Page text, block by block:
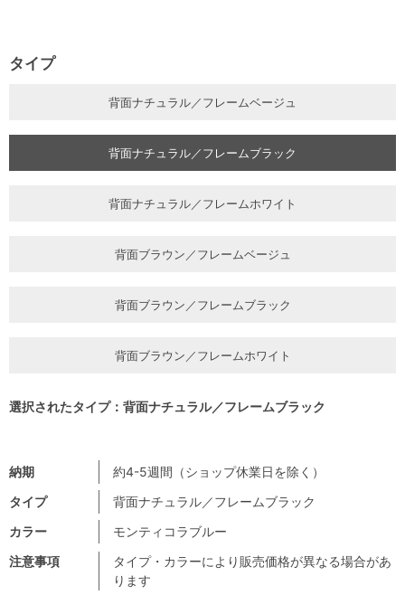
注意事項
タイプ・カラーにより販売価格が異なる場合があ
ります
納期
約4-5週間（ショップ休業日を除く）
タイプ
背面ナチュラル／フレームブラック
カラー
モンティコラブルー
タイプ
背面ナチュラル／フレームベージュ
背面ナチュラル／フレームブラック
背面ナチュラル／フレームホワイト
背面ブラウン／フレームベージュ
背面ブラウン／フレームブラック
背面ブラウン／フレームホワイト
選択されたタイプ：背面ナチュラル／フレームブラック